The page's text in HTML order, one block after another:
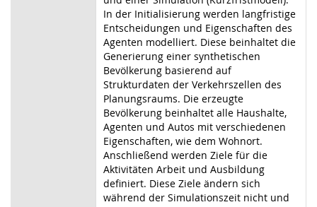
In der Initialisierung werden langfristige
Entscheidungen und Eigenschaften des
Agenten modelliert. Diese beinhaltet die
Generierung einer synthetischen
Bevölkerung basierend auf
Strukturdaten der Verkehrszellen des
Planungsraums. Die erzeugte
Bevölkerung beinhaltet alle Haushalte,
Agenten und Autos mit verschiedenen
Eigenschaften, wie dem Wohnort.
Anschließend werden Ziele für die
Aktivitäten Arbeit und Ausbildung
definiert. Diese Ziele ändern sich
während der Simulationszeit nicht und